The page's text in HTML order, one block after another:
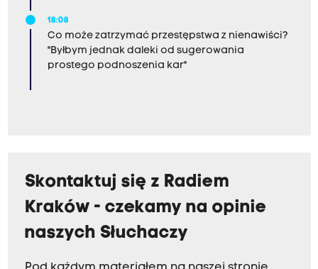
18:08
Co może zatrzymać przestępstwa z nienawiści?
"Byłbym jednak daleki od sugerowania
prostego podnoszenia kar"
Skontaktuj się z Radiem
Kraków - czekamy na opinie
naszych Słuchaczy